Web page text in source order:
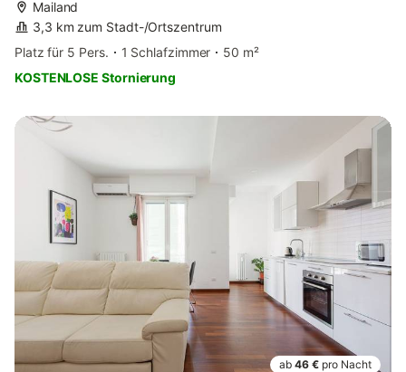
Mailand
3,3 km zum Stadt-/Ortszentrum
Platz für 5 Pers.
1 Schlafzimmer
50 m²
KOSTENLOSE Stornierung
ab 46 € pro Nacht